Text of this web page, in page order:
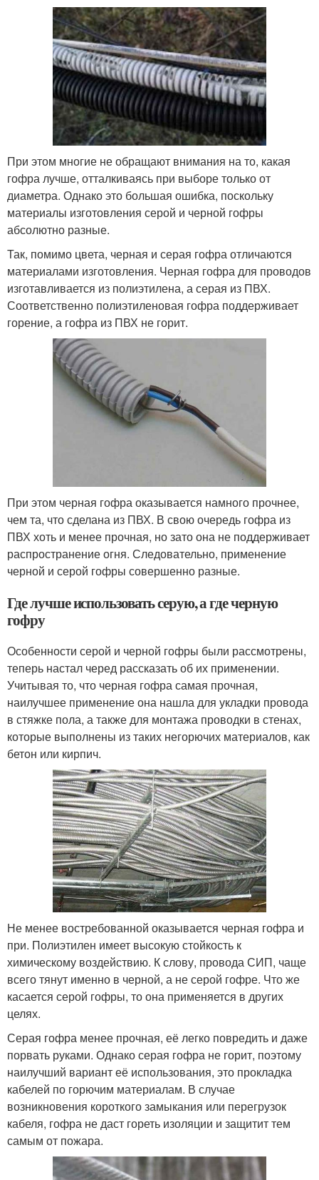
При этом многие не обращают внимания на то, какая
гофра лучше, отталкиваясь при выборе только от
диаметра. Однако это большая ошибка, поскольку
материалы изготовления серой и черной гофры
абсолютно разные.
Так, помимо цвета, черная и серая гофра отличаются
материалами изготовления. Черная гофра для проводов
изготавливается из полиэтилена, а серая из ПВХ.
Соответственно полиэтиленовая гофра поддерживает
горение, а гофра из ПВХ не горит.
При этом черная гофра оказывается намного прочнее,
чем та, что сделана из ПВХ. В свою очередь гофра из
ПВХ хоть и менее прочная, но зато она не поддерживает
распространение огня. Следовательно, применение
черной и серой гофры совершенно разные.
Где лучше использовать серую, а где черную
гофру
Особенности серой и черной гофры были рассмотрены,
теперь настал черед рассказать об их применении.
Учитывая то, что черная гофра самая прочная,
наилучшее применение она нашла для укладки провода
в стяжке пола, а также для монтажа проводки в стенах,
которые выполнены из таких негорючих материалов, как
бетон или кирпич.
Не менее востребованной оказывается черная гофра и
при. Полиэтилен имеет высокую стойкость к
химическому воздействию. К слову, провода СИП, чаще
всего тянут именно в черной, а не серой гофре. Что же
касается серой гофры, то она применяется в других
целях.
Серая гофра менее прочная, её легко повредить и даже
порвать руками. Однако серая гофра не горит, поэтому
наилучший вариант её использования, это прокладка
кабелей по горючим материалам. В случае
возникновения короткого замыкания или перегрузок
кабеля, гофра не даст гореть изоляции и защитит тем
самым от пожара.